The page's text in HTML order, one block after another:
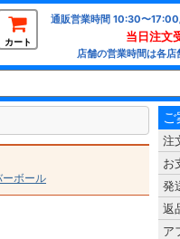
カート
通販営業時間 10:30〜
当日注文
店舗の営業時間は各
ボール
注
お
発
返
ア